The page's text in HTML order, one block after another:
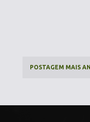
POSTAGEM MAIS